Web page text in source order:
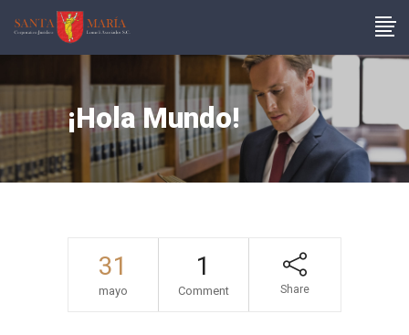
¡Hola Mundo!
31
mayo
1
Comment Share